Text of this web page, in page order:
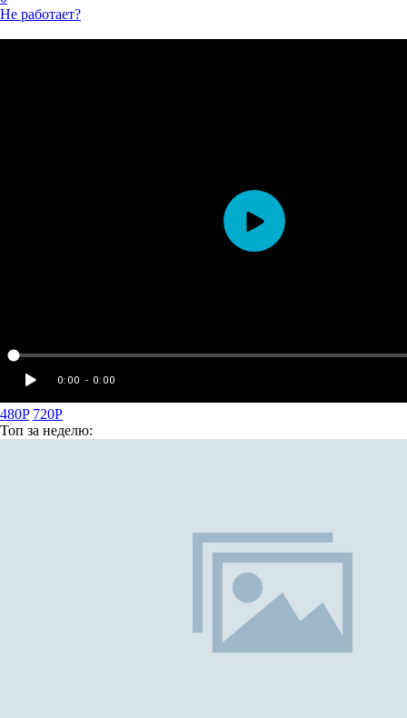
Не работает?
480P 720P
Топ за неделю: